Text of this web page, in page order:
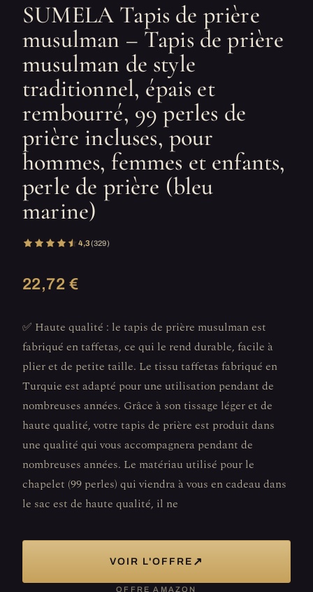
SUMELA Tapis de prière
musulman – Tapis de prière
musulman de style
traditionnel, épais et
rembourré, 99 perles de
prière incluses, pour
hommes, femmes et enfants,
perle de prière (bleu
marine)
4,3(329)
22,72 €
✅ Haute qualité : le tapis de prière musulman est
fabriqué en taffetas, ce qui le rend durable, facile à
plier et de petite taille. Le tissu taffetas fabriqué en
Turquie est adapté pour une utilisation pendant de
nombreuses années. Grâce à son tissage léger et de
haute qualité, votre tapis de prière est produit dans
une qualité qui vous accompagnera pendant de
nombreuses années. Le matériau utilisé pour le
chapelet (99 perles) qui viendra à vous en cadeau dans
le sac est de haute qualité, il ne
VOIR L'OFFRE ↗
OFFRE AMAZON